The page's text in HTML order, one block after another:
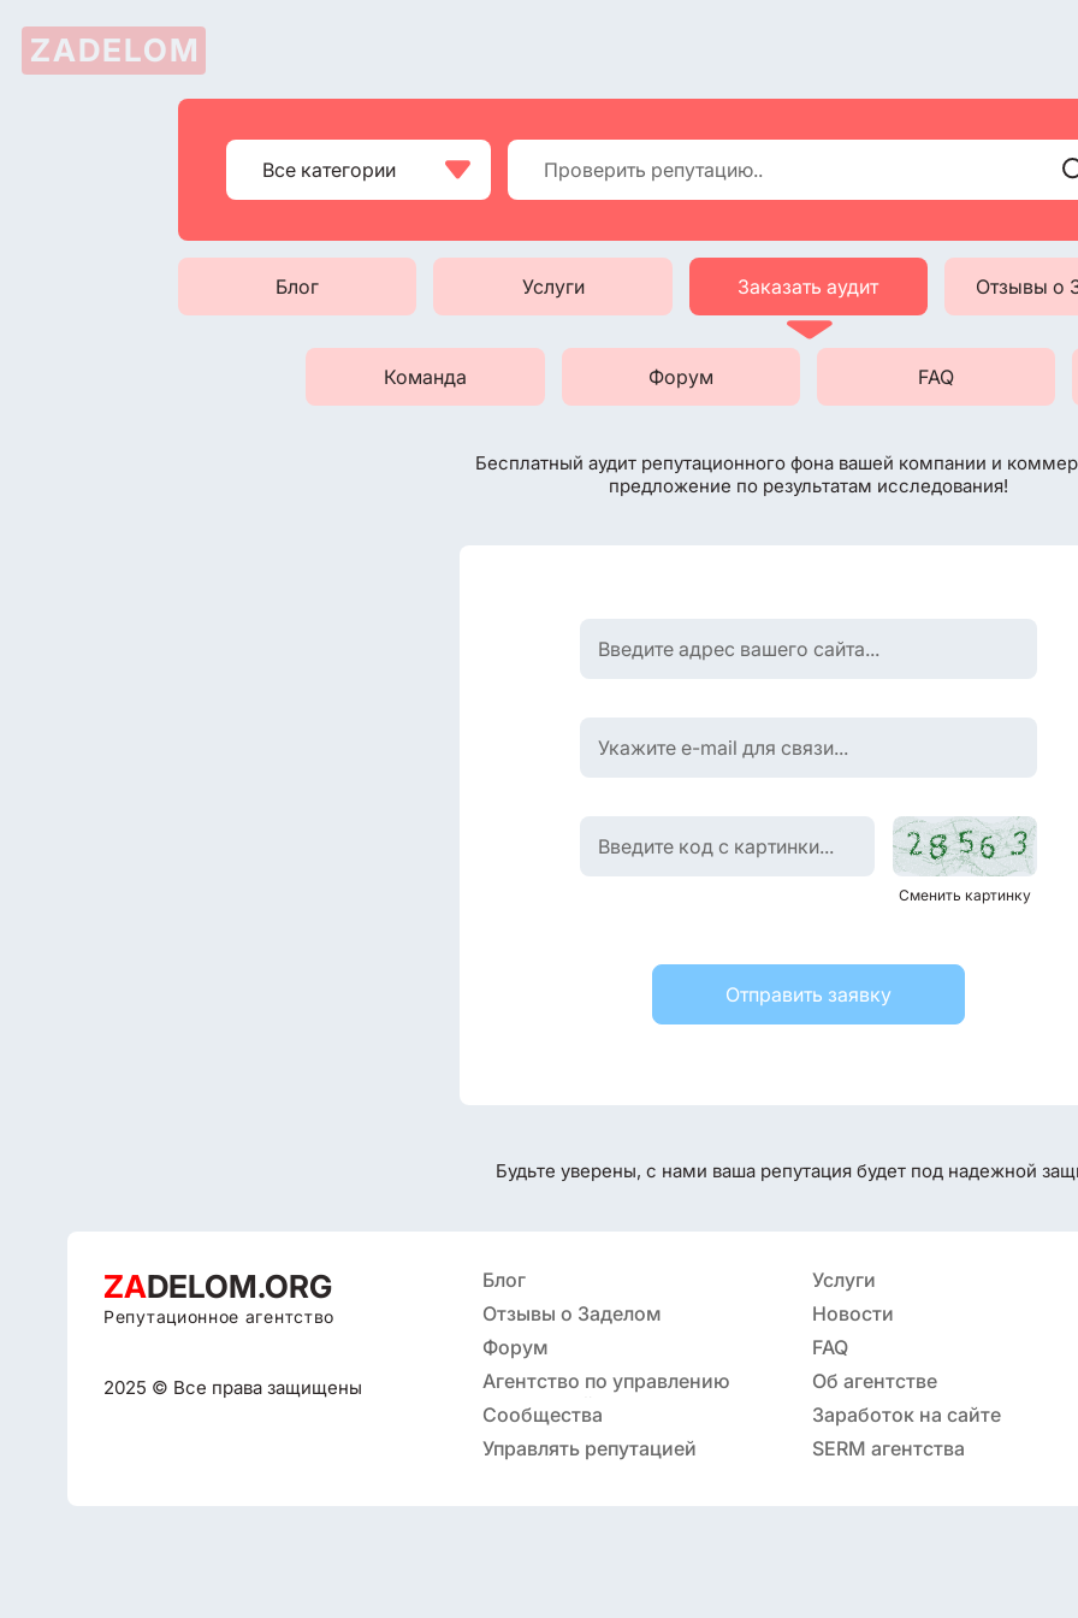
ZADELOM
Все категории 
Блог Услуги Заказать аудит

Отзывы о
Команда Форум FAQ
Бесплатный аудит репутационного фона вашей компании и
предложение по результатам исследования!
Сменить картинку
Отправить заявку
Будьте уверены, с нами ваша репутация будет под надежной
ZADELOM.ORG
Репутационное агентство
2025 © Все права защищены
Блог
Услуги
Отзывы о Заделом
Новости
Форум
FAQ
Агентство по управлению
репутацией
Об агентстве
Сообщества
Заработок на сайте
Управлять репутацией
SERM агентства